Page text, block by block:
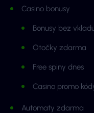
Casino bonusy
Bonusy bez
Otočky zdarma
Free spiny dnes
Casino promo
Automaty zdarma